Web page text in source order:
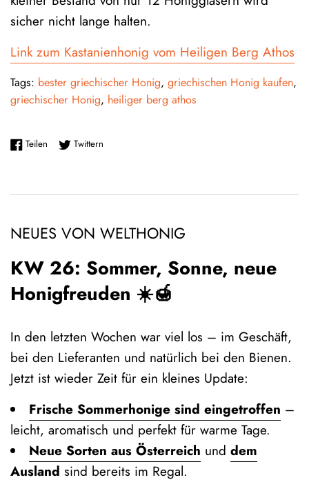
sicher nicht lange halten.
Link zum Kastanienhonig vom Heiligen Berg Athos
Tags: bester griechischer Honig, griechischen Honig kaufen,
griechischer Honig, heiliger berg athos
Teilen Auf Facebook teilen
Twittern
NEUES VON WELTHONIG
KW 26: Sommer, Sonne, neue
Honigfreuden ☀️🍯
In den letzten Wochen war viel los – im Geschäft,
bei den Lieferanten und natürlich bei den Bienen.
Jetzt ist wieder Zeit für ein kleines Update:
Frische Sommerhonige sind eingetroffen –
leicht, aromatisch und perfekt für warme Tage.
Neue Sorten aus Österreich und dem
Ausland sind bereits im Regal.